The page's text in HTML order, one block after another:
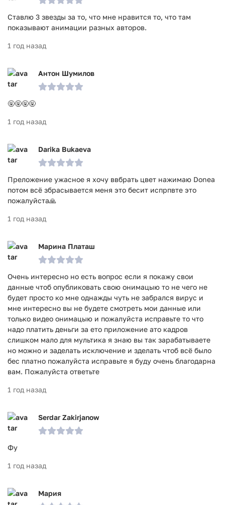
Ставлю 3 звезды за то, что мне нравится то, что там
показывают анимации разных авторов.
1 год назад
Антон Шумилов
🤬🤬🤬🤬
1 год назад
Darika Bukaeva
Преложение ужасное я хочу ввбрать цвет нажимаю Doneа
потом всё збрасывается меня это бесит испрпвте это
пожалуйста🙏
1 год назад
Марина Платаш
Очень интересно но есть вопрос если я покажу свои
данные чтоб опубликовать свою онимацыю то не чего не
будет просто ко мне однажды чуть не забрался вирус и
мне интересно вы не будете смотреть мои данные или
только видео онимацыю и пожалуйста исправьте то что
надо платить деньги за ето приложение ато кадров
слишком мало для мультика я знаю вы так зарабатываете
но можно и заделать исключение и зделать чтоб всё было
бес платно пожалуйста исправьте я буду очень благодарна
вам. Пожалуйста ответьте
1 год назад
Serdar Zakirjanow
Фу
1 год назад
Мария